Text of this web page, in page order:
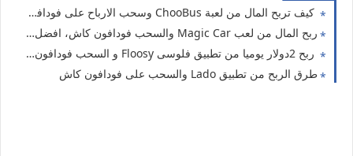
كيف تربح المال من لعبة ChooBus وسحب الارباح على فودافون كاش
ربح المال من لعب Magic Car والسحب فودافون كاش، افضل العاب الربح من الانترنت للمبتدئين
ربح 2دولار يوميا من تطبيق فلوسى Floosy و السحب فودافون كاش
طرق الربح من تطبيق Lado والسحب على فودافون كاش